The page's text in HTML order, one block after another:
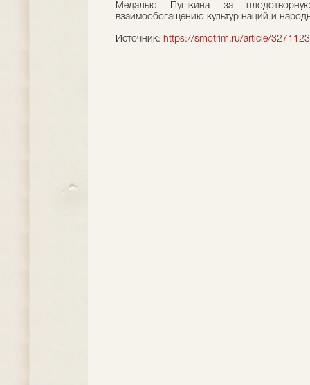
Медалью Пушкина за
взаимообогащению культур наций и
Источник: https://smotrim.ru/article/3271123